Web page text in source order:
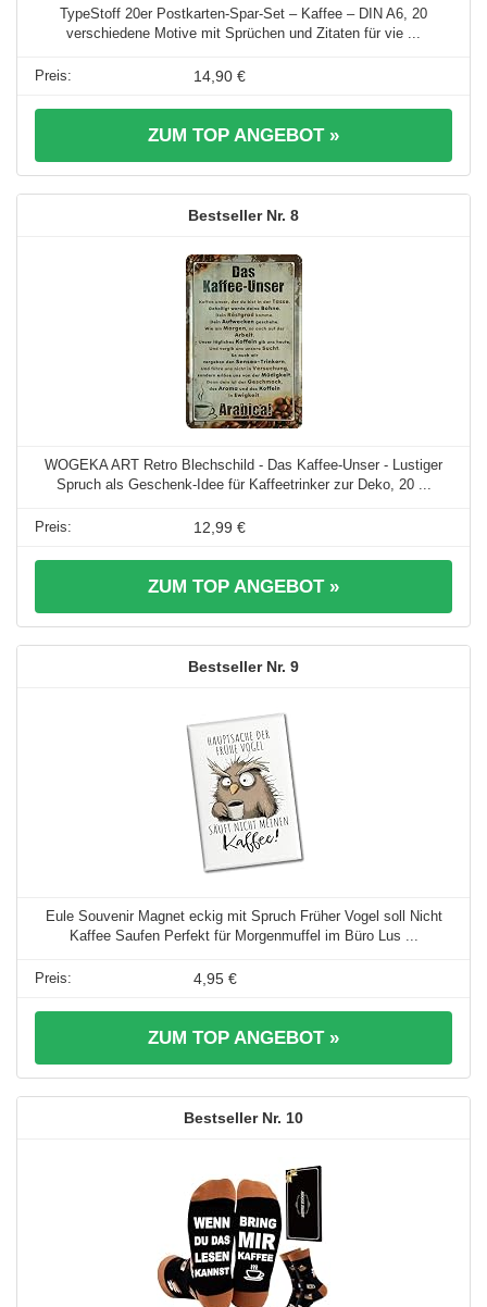
TypeStoff 20er Postkarten-Spar-Set – Kaffee – DIN A6, 20
verschiedene Motive mit Sprüchen und Zitaten für vie ...
14,90 €
ZUM TOP ANGEBOT »
8
WOGEKA ART Retro Blechschild - Das Kaffee-Unser - Lustiger
Spruch als Geschenk-Idee für Kaffeetrinker zur Deko, 20 ...
12,99 €
ZUM TOP ANGEBOT »
9
Eule Souvenir Magnet eckig mit Spruch Früher Vogel soll Nicht
Kaffee Saufen Perfekt für Morgenmuffel im Büro Lus ...
4,95 €
ZUM TOP ANGEBOT »
10